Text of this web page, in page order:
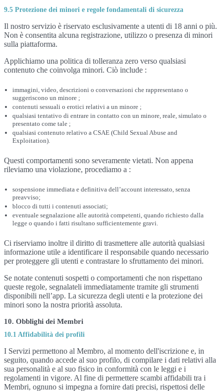
9.5 Protezione dei minori e regole fondamentali di sicurezza
Il nostro servizio è riservato esclusivamente a utenti di 18 anni o più.
Non è consentita alcuna registrazione, utilizzo o presenza di minori
sulla piattaforma.
Applichiamo una politica di tolleranza zero verso qualsiasi
contenuto che coinvolga minori. Ciò include :
immagini, video, descrizioni o conversazioni che rappresentano o
suggeriscono un minore ;
contenuti sessuali o erotici relativi a un minore ;
qualsiasi tentativo di entrare in contatto con un minore, reale, simulato o
presentato come tale ;
qualsiasi contenuto relativo a CSAE (Child Sexual Abuse and
Exploitation).
Questi comportamenti sono severamente vietati. Non appena
rileviamo una violazione, procediamo a :
sospensione immediata e definitiva dell’account interessato, senza
preavviso;
blocco di tutti i contenuti associati;
eventuale segnalazione alle autorità competenti, quando richiesto dalla
legge o quando i fatti risultano sufficientemente gravi.
Ci riserviamo inoltre il diritto di trasmettere alle autorità qualsiasi
informazione utile a identificare il responsabile quando necessario
per proteggere gli utenti e contrastare lo sfruttamento dei minori.
Se notate contenuti sospetti o comportamenti che non rispettano
queste regole, segnalateli immediatamente tramite gli strumenti
disponibili nell’app. La sicurezza degli utenti e la protezione dei
minori sono la nostra priorità assoluta.
10. Obblighi dei Membri
10.1 Affidabilità dei profili
I Servizi permettono al Membro, al momento dell'iscrizione e, in
seguito, quando accede al suo profilo, di compilare i dati relativi alla
sua personalità e al suo fisico in conformità con le leggi e i
regolamenti in vigore. Al fine di permettere scambi affidabili tra i
Membri, ognuno si impegna a fornire dati precisi, rispettosi delle